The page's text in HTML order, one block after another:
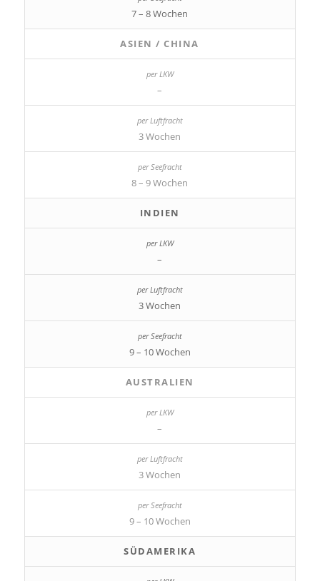
7 – 8 Wochen
ASIEN / CHINA
–
3 Wochen
8 – 9 Wochen
INDIEN
–
3 Wochen
9 – 10 Wochen
AUSTRALIEN
–
3 Wochen
9 – 10 Wochen
SÜDAMERIKA